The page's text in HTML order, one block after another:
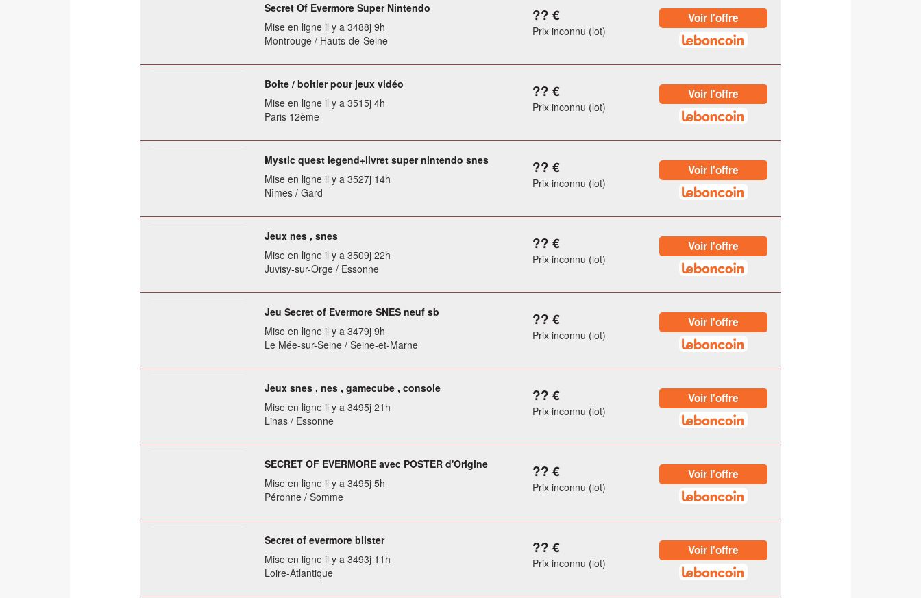
Secret Of Evermore Super Nintendo
Mise en ligne il y a 3488j 9h
Montrouge / Hauts-de-Seine
?? €
Prix inconnu (lot)
Boite / boitier pour jeux vidéo
Mise en ligne il y a 3515j 4h
Paris 12ème
?? €
Prix inconnu (lot)
Mystic quest legend+livret super nintendo snes
Mise en ligne il y a 3527j 14h
Nîmes / Gard
?? €
Prix inconnu (lot)
Jeux nes , snes
Mise en ligne il y a 3509j 22h
Juvisy-sur-Orge / Essonne
?? €
Prix inconnu (lot)
Jeu Secret of Evermore SNES neuf sb
Mise en ligne il y a 3479j 9h
Le Mée-sur-Seine / Seine-et-Marne
?? €
Prix inconnu (lot)
Jeux snes , nes , gamecube , console
Mise en ligne il y a 3495j 21h
Linas / Essonne
?? €
Prix inconnu (lot)
SECRET OF EVERMORE avec POSTER d'Origine
Mise en ligne il y a 3495j 5h
Péronne / Somme
?? €
Prix inconnu (lot)
Secret of evermore blister
Mise en ligne il y a 3493j 11h
Loire-Atlantique
?? €
Prix inconnu (lot)